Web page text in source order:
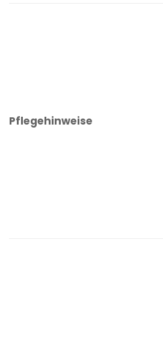
Pflegehinweise